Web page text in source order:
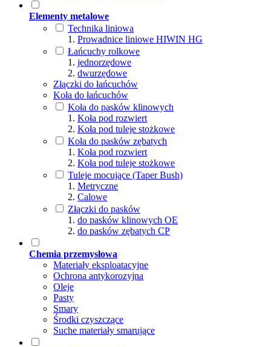
Elementy metalowe
Technika liniowa
Prowadnice liniowe HIWIN HG
Łańcuchy rolkowe
jednorzędowe
dwurzędowe
Złączki do łańcuchów
Koła do łańcuchów
Koła do pasków klinowych
Koła pod rozwiert
Koła pod tuleje stożkowe
Koła do pasków zębatych
Koła pod rozwiert
Koła pod tuleje stożkowe
Tuleje mocujące (Taper Bush)
Metryczne
Calowe
Złączki do pasków
do pasków klinowych OE
do pasków zębatych CP
Chemia przemysłowa
Materiały eksploatacyjne
Ochrona antykorozyjna
Oleje
Pasty
Smary
Środki czyszczące
Suche materiały smarujące